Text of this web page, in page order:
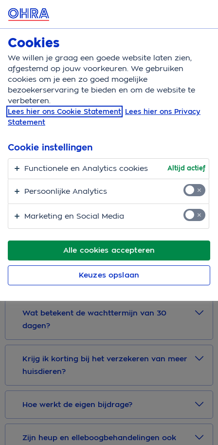
MENU
Huisdierenverzekering
Huisdierenverzekering Veelgestelde vragen
Veelgestelde vragen
huisdierenverzekering
dag. We kunnen ons voorstellen dat je hierover
vragen hebt. Wij hebben daarom enkele veelgestelde
vragen al voor je op een rijtje gezet. Staat je vraag er
niet bij? Neem dancontact
Voor welke periode kan ik een
Tot welke leeftijd kan ik mijn huisdier
Wat betekent de wachttermijn van 30
dagen?
Krijg ik korting bij het verzekeren van meer
huisdieren?
Hoe werkt de eigen bijdrage?
Zijn heup en elleboogbehandelingen ook
Cookies
We willen je graag een goede website laten zien,
afgestemd op jouw voorkeuren. We gebruiken
cookies om je een zo goed mogelijke
bezoekerservaring te bieden en om de website te
verbeteren.
Lees hier ons Cookie Statement Lees hier ons Privacy
Statement
Alle cookies accepteren
Cookie instellingen
Functionele en Analytics cookies Altijd actief
Persoonlijke Analytics
Marketing en Social Media
Keuzes opslaan